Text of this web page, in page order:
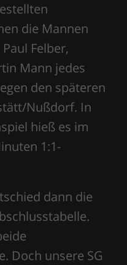
die Mannen
Felber,
Mann jedes
den späteren
Nußdorf. In
hieß es im
1:1-
dann die
Doch unsere SG